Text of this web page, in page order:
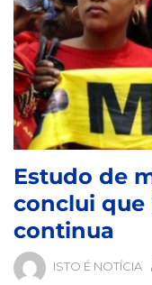
Estudo de
conclui que
continua
ISTO É NOTÍCIA